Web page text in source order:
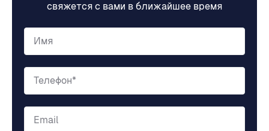
свяжется с вами в ближайшее время
Имя
Телефон*
Email